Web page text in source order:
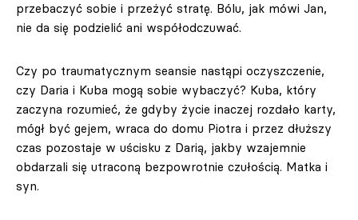
przebaczyć sobie i przeżyć stratę. Bólu, jak mówi Jan,
nie da się podzielić ani współodczuwać.
Czy po traumatycznym seansie nastąpi oczyszczenie,
czy Daria i Kuba mogą sobie wybaczyć? Kuba, który
zaczyna rozumieć, że gdyby życie inaczej rozdało karty,
mógł być gejem, wraca do domu Piotra i przez dłuższy
czas pozostaje w uścisku z Darią, jakby wzajemnie
obdarzali się utraconą bezpowrotnie czułością. Matka i
syn.